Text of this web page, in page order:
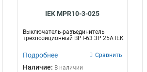
IEK MPR10-3-025
Выключатель-разъединитель
трехпозиционный ВРТ-63 3P 25А IEK
Подробнее Сравнить
Наличие: В наличии